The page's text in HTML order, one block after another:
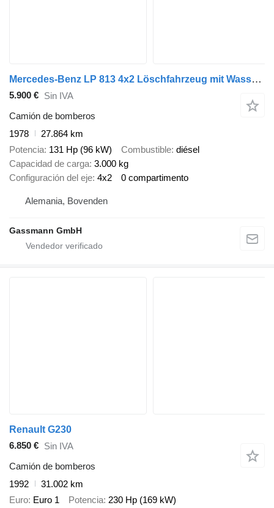
Mercedes-Benz LP 813 4x2 Löschfahrzeug mit Wasserbehälter
5.900 € Sin IVA
Camión de bomberos
1978
27.864 km
Potencia 131 Hp (96 kW) Combustible diésel
Capacidad de carga 3.000 kg
Configuración del eje 4x2 0 compartimento
Alemania, Bovenden
Gassmann GmbH
Renault G230
6.850 € Sin IVA
Camión de bomberos
1992
31.002 km
Euro Euro 1 Potencia 230 Hp (169 kW)